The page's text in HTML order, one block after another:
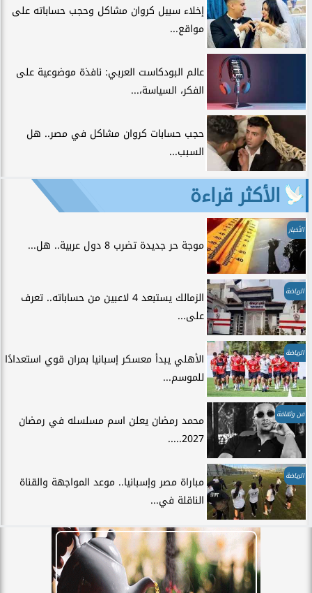
إخلاء سبيل كروان مشاكل وحجب حساباته على
مواقع...
عالم البودكاست العربي: نافذة موضوعية على
الفكر، السياسة،...
حجب حسابات كروان مشاكل في مصر.. هل
السبب...
الأكثر قراءة
الأخبار
موجة حر جديدة تضرب 8 دول عربية.. هل...
الرياضة
الزمالك يستبعد 4 لاعبين من حساباته.. تعرف
على...
الرياضة
الأهلي يبدأ معسكر إسبانيا بمران قوي استعدادًا
للموسم...
فن وثقافة
محمد رمضان يعلن اسم مسلسله في رمضان
2027.....
الرياضة
مباراة مصر وإسبانيا.. موعد المواجهة والقناة
الناقلة في...